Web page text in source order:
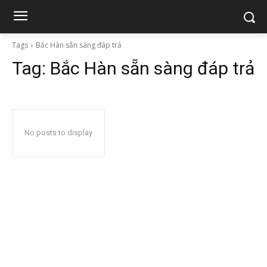
Tags Bắc Hàn sẵn sàng đáp trả
Tag: Bắc Hàn sẵn sàng đáp trả
No posts to display